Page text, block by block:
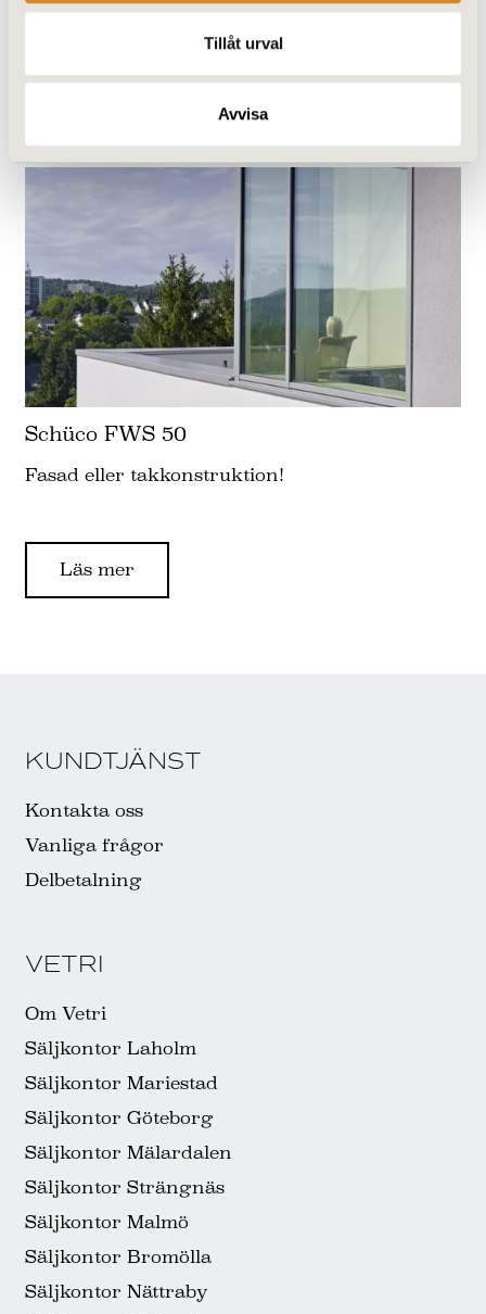
Tillåt urval
Avvisa
Schüco FWS 50
Fasad eller takkonstruktion!
Läs mer
KUNDTJÄNST
Kontakta oss
Vanliga frågor
Delbetalning
VETRI
Om Vetri
Säljkontor Laholm
Säljkontor Mariestad
Säljkontor Göteborg
Säljkontor Mälardalen
Säljkontor Strängnäs
Säljkontor Malmö
Säljkontor Bromölla
Säljkontor Nättraby